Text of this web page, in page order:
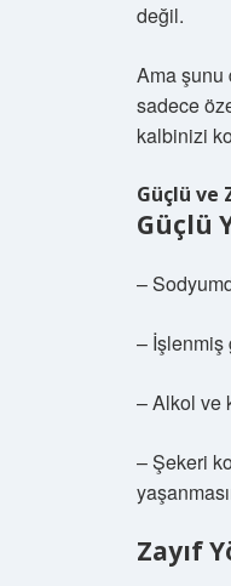
değil.
Ama şunu
sadece
kalbinizi
Güçlü ve
Güçlü
–
– İşlenmiş
– Alkol ve
– Şekeri
Zayıf